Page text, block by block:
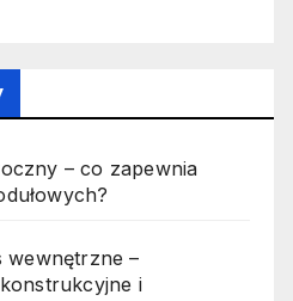
– co zapewnia
wewnętrzne –
i